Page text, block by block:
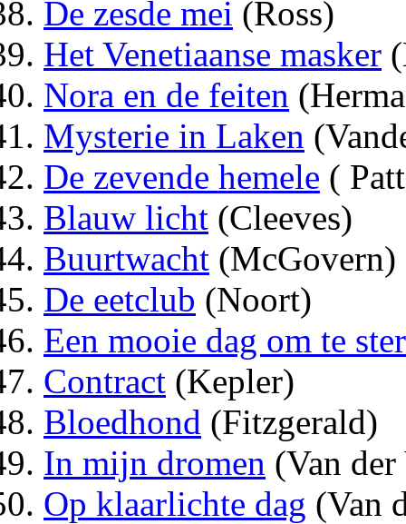
De zesde mei (Ross)
Het Venetiaanse masker
Nora en de feiten
Mysterie in Laken
De zevende hemele (
Blauw licht (Cleeves)
Buurtwacht (McGovern)
De eetclub (Noort)
Een mooie dag om te
Contract (Kepler)
Bloedhond (Fitzgerald)
In mijn dromen (Van
Op klaarlichte dag (Van